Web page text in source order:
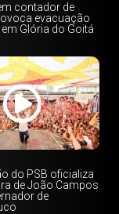
contador de
evacuação
Glória do Goitá
do PSB oficializa
de João Campos
de